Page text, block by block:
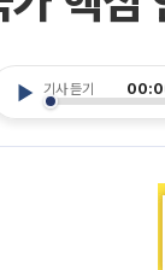
기사 듣기